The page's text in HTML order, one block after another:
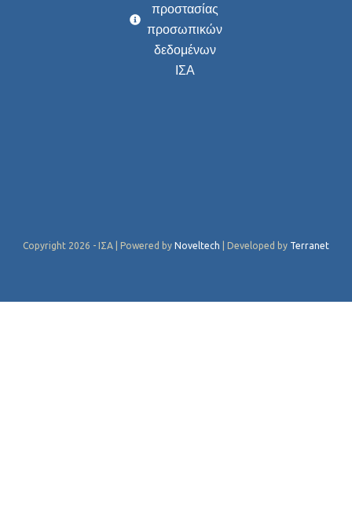
προστασίας
προσωπικών
δεδομένων
ΙΣΑ
Copyright 2026 - ΙΣΑ | Powered by Noveltech | Developed by Terranet